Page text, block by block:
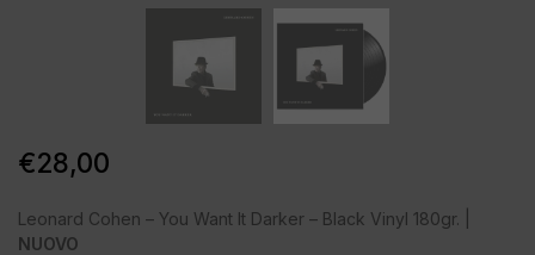
€28,00
Leonard Cohen – You Want It Darker – Black Vinyl 180gr. |
NUOVO